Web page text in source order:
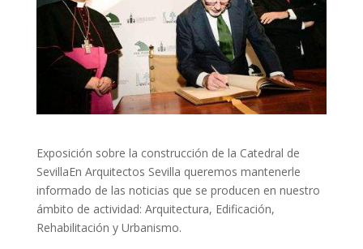
Exposición sobre la construcción de la Catedral de
SevillaEn Arquitectos Sevilla queremos mantenerle
informado de las noticias que se producen en nuestro
ámbito de actividad: Arquitectura, Edificación,
Rehabilitación y Urbanismo.